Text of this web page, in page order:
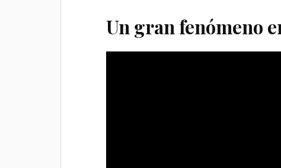
Un gran fenómeno